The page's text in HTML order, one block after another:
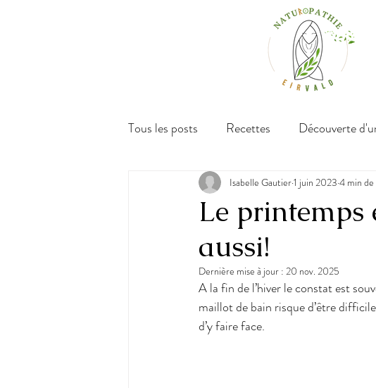
Tous les posts Recettes Découverte
Le printemps
aussi!
Isabelle Gautier1 juin 2023 4 min
Dernière mise à jour : 20 nov. 2025
A la fin de l’hiver le constat est
maillot de bain risque d’être
d’y faire face.